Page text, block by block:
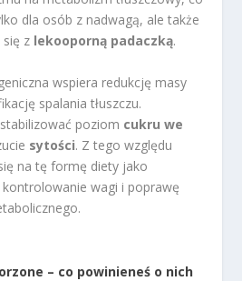
dla osób z nadwagą, ale także
z lekooporną padaczką.
wspiera redukcję masy
spalania tłuszczu.
poziom cukru we
sytości. Z tego względu
na tę formę diety jako
wagi i poprawę
– co powinieneś o nich